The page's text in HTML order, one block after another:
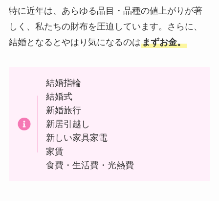
特に近年は、あらゆる品目・品種の値上がりが著
しく、私たちの財布を圧迫しています。さらに、
結婚となるとやはり気になるのはまずお金。
結婚指輪
結婚式
新婚旅行
新居引越し
新しい家具家電
家賃
食費・生活費・光熱費